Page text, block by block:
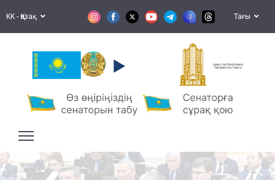
KK - Қазақ Тағы
Қазақстан Республикасы
Парламентінің Сенаты